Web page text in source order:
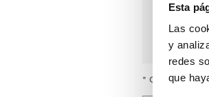
Esta
Las
y
redes
que
* Campi